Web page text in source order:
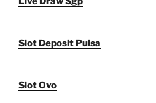
Slot Deposit Pulsa
Slot Ovo